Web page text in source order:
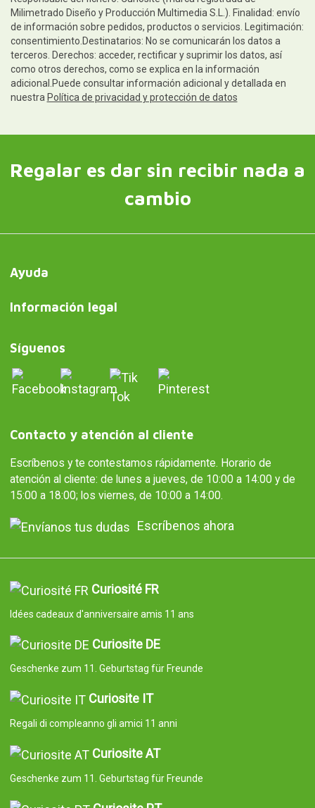
Milimetrado Diseño y Producción Multimedia S.L.). Finalidad: envío
de información sobre pedidos, productos o servicios. Legitimación:
consentimiento.Destinatarios: No se comunicarán los datos a
terceros. Derechos: acceder, rectificar y suprimir los datos, así
como otros derechos, como se explica en la información
adicional.Puede consultar información adicional y detallada en
nuestra Política de privacidad y protección de datos
Regalar es dar sin recibir nada a
cambio
Ayuda
Información legal
Síguenos
Contacto y atención al cliente
Escríbenos y te contestamos rápidamente. Horario de
atención al cliente: de lunes a jueves, de 10:00 a 14:00 y de
15:00 a 18:00; los viernes, de 10:00 a 14:00.
Escríbenos ahora
Curiosité FR
Idées cadeaux d'anniversaire amis 11 ans
Curiosite DE
Geschenke zum 11. Geburtstag für Freunde
Curiosite IT
Regali di compleanno gli amici 11 anni
Curiosite AT
Geschenke zum 11. Geburtstag für Freunde